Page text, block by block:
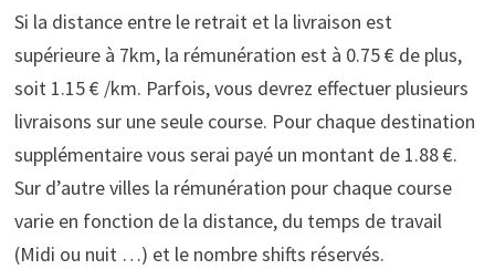
Si la distance entre le retrait et la livraison est
supérieure à 7km, la rémunération est à 0.75 € de plus,
soit 1.15 € /km. Parfois, vous devrez effectuer plusieurs
livraisons sur une seule course. Pour chaque destination
supplémentaire vous serai payé un montant de 1.88 €.
Sur d’autre villes la rémunération pour chaque course
varie en fonction de la distance, du temps de travail
(Midi ou nuit …) et le nombre shifts réservés.